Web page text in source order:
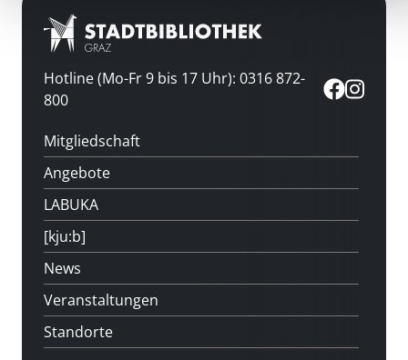
Hotline (Mo-Fr 9 bis 17 Uhr): 0316 872-
800
Mitgliedschaft
Angebote
LABUKA
[kju:b]
News
Veranstaltungen
Standorte